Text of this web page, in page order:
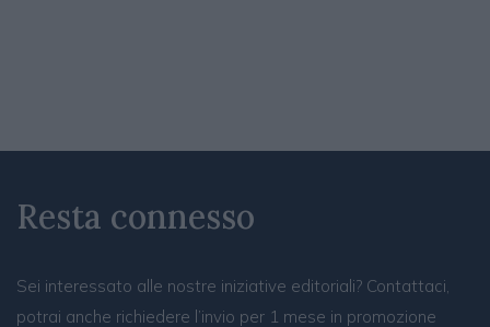
Resta connesso
Sei interessato alle nostre iniziative editoriali? Contattaci,
potrai anche richiedere l’invio per 1 mese in promozione